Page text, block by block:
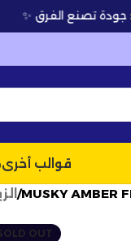
✨الفرق
قوالب أخرى
MUSKY AMBER
OUT